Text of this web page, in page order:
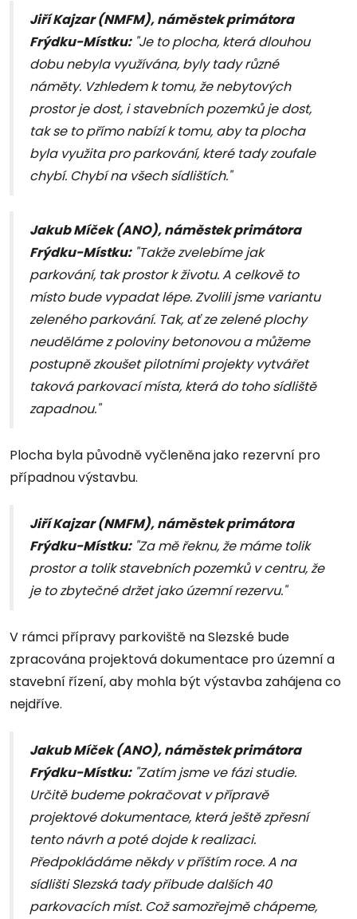
Jiří Kajzar (NMFM), náměstek primátora
Frýdku-Místku:"Je to plocha, která dlouhou
dobu nebyla využívána, byly tady různé
náměty. Vzhledem k tomu, že nebytových
prostor je dost, i stavebních pozemků je dost,
tak se to přímo nabízí k tomu, aby ta plocha
byla využita pro parkování, které tady zoufale
chybí. Chybí na všech sídlištích."
Jakub Míček (ANO), náměstek primátora
Frýdku-Místku:"Takže zvelebíme jak
parkování, tak prostor k životu. A celkově to
místo bude vypadat lépe. Zvolili jsme variantu
zeleného parkování. Tak, ať ze zelené plochy
neuděláme z poloviny betonovou a můžeme
postupně zkoušet pilotními projekty vytvářet
taková parkovací místa, která do toho sídliště
zapadnou."
Plocha byla původně vyčleněna jako rezervní pro
případnou výstavbu.
Jiří Kajzar (NMFM), náměstek primátora
Frýdku-Místku:"Za mě řeknu, že máme tolik
prostor a tolik stavebních pozemků v centru, že
je to zbytečné držet jako územní rezervu."
V rámci přípravy parkoviště na Slezské bude
zpracována projektová dokumentace pro územní a
stavební řízení, aby mohla být výstavba zahájena co
nejdříve.
Jakub Míček (ANO), náměstek primátora
Frýdku-Místku:"Zatím jsme ve fázi studie.
Určitě budeme pokračovat v přípravě
projektové dokumentace, která ještě zpřesní
tento návrh a poté dojde k realizaci.
Předpokládáme někdy v příštím roce. A na
sídlišti Slezská tady přibude dalších 40
parkovacích míst. Což samozřejmě chápeme,